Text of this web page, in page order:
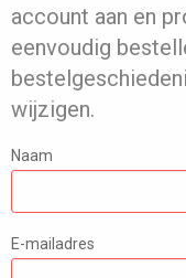
account aan en
eenvoudig
wijzigen.
Naam
E-mailadres